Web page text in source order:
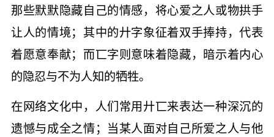
那些默默隐藏自己的情感，将心爱之人或物拱手
让人的情境；其中的廾字象征着双手捧持，代表
着愿意奉献；而匸字则意味着隐藏，暗示着内心
的隐忍与不为人知的牺牲。
在网络文化中，人们常用廾匸来表达一种深沉的
遗憾与成全之情；当某人面对自己所爱之人与他